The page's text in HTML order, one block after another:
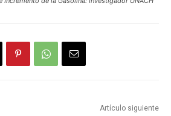
Artículo siguiente